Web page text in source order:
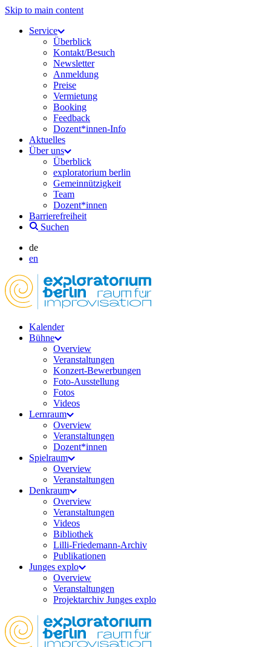
Skip to main content
Service
Überblick
Kontakt/Besuch
Newsletter
Anmeldung
Preise
Vermietung
Booking
Feedback
Dozent*innen-Info
Aktuelles
Über uns
Überblick
exploratorium berlin
Gemeinnützigkeit
Team
Dozent*innen
Barrierefreiheit
Suchen
de
en
Kalender
Bühne
Overview
Veranstaltungen
Konzert-Bewerbungen
Foto-Ausstellung
Fotos
Videos
Lernraum
Overview
Veranstaltungen
Dozent*innen
Spielraum
Overview
Veranstaltungen
Denkraum
Overview
Veranstaltungen
Videos
Bibliothek
Lilli-Friedemann-Archiv
Publikationen
Junges explo
Overview
Veranstaltungen
Projektarchiv Junges explo